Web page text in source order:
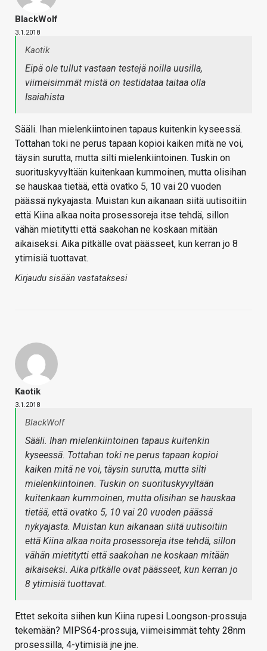
BlackWolf
3.1.2018
Kaotik
Eipä ole tullut vastaan testejä noilla uusilla,
viimeisimmät mistä on testidataa taitaa olla
Isaiahista
Sääli. Ihan mielenkiintoinen tapaus kuitenkin kyseessä.
Tottahan toki ne perus tapaan kopioi kaiken mitä ne voi,
täysin surutta, mutta silti mielenkiintoinen. Tuskin on
suorituskyvyltään kuitenkaan kummoinen, mutta olisihan
se hauskaa tietää, että ovatko 5, 10 vai 20 vuoden
päässä nykyajasta. Muistan kun aikanaan siitä uutisoitiin
että Kiina alkaa noita prosessoreja itse tehdä, sillon
vähän mietitytti että saakohan ne koskaan mitään
aikaiseksi. Aika pitkälle ovat päässeet, kun kerran jo 8
ytimisiä tuottavat.
Kirjaudu sisään vastataksesi
Kaotik
3.1.2018
BlackWolf
Sääli. Ihan mielenkiintoinen tapaus kuitenkin
kyseessä. Tottahan toki ne perus tapaan kopioi
kaiken mitä ne voi, täysin surutta, mutta silti
mielenkiintoinen. Tuskin on suorituskyvyltään
kuitenkaan kummoinen, mutta olisihan se hauskaa
tietää, että ovatko 5, 10 vai 20 vuoden päässä
nykyajasta. Muistan kun aikanaan siitä uutisoitiin
että Kiina alkaa noita prosessoreja itse tehdä, sillon
vähän mietitytti että saakohan ne koskaan mitään
aikaiseksi. Aika pitkälle ovat päässeet, kun kerran jo
8 ytimisiä tuottavat.
Ettet sekoita siihen kun Kiina rupesi Loongson-prossuja
tekemään? MIPS64-prossuja, viimeisimmät tehty 28nm
prosessilla, 4-ytimisiä jne jne.